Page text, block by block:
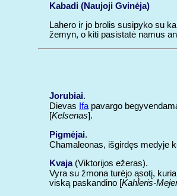
Kabadi (Naujoji Gvinėja)
Lahero ir jo brolis susipyko su
žemyn, o kiti pasistatė namus
Jorubiai.
Dievas Ifa pavargo
[Kelsenas].
Pigmėjai.
Chamaleonas, išgirdęs medyje
Kvaja(Viktorijos ežeras).
Vyra su žmona turėjo ąsotį,
viską paskandino [Kahleris-